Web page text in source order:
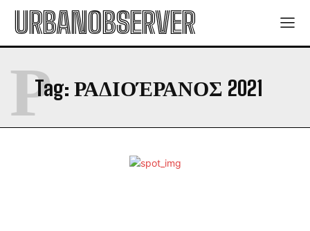
URBANOBSERVER
Tag: ΡΑΔΙΟΈΡΑΝΟΣ 2021
Ρ